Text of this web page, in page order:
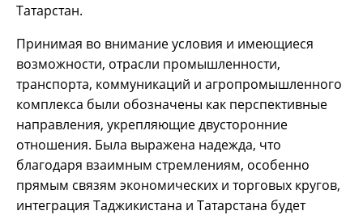
Татарстан.
Принимая во внимание условия и имеющиеся
возможности, отрасли промышленности,
транспорта, коммуникаций и агропромышленного
комплекса были обозначены как перспективные
направления, укрепляющие двусторонние
отношения. Была выражена надежда, что
благодаря взаимным стремлениям, особенно
прямым связям экономических и торговых кругов,
интеграция Таджикистана и Татарстана будет